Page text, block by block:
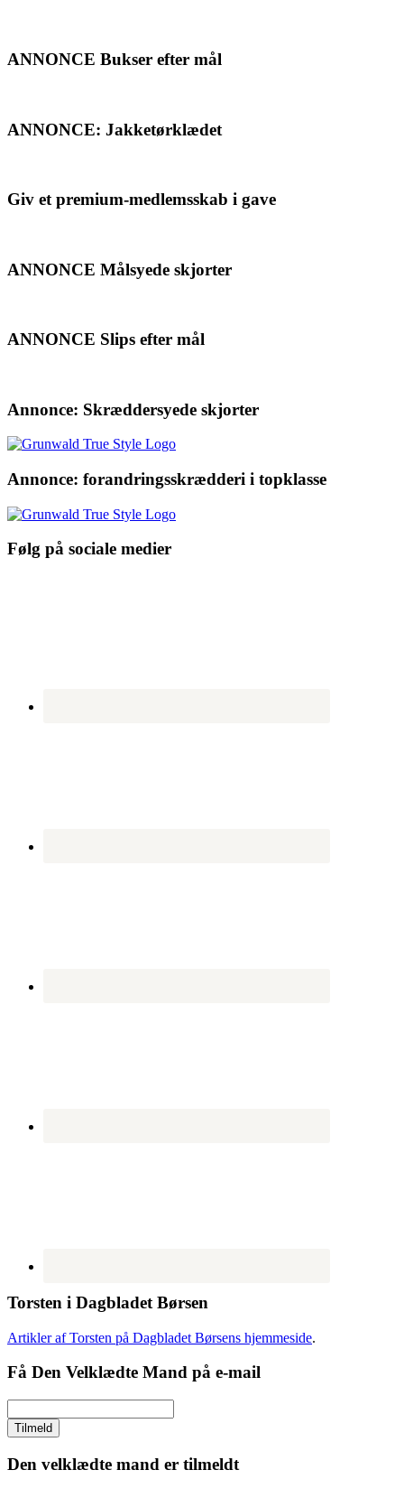
ANNONCE Bukser efter mål
ANNONCE: Jakketørklædet
Giv et premium-medlemsskab i gave
ANNONCE Målsyede skjorter
ANNONCE Slips efter mål
Annonce: Skræddersyede skjorter
Annonce: forandringsskrædderi i topklasse
Følg på sociale medier
Torsten i Dagbladet Børsen
Artikler af Torsten på Dagbladet Børsens hjemmeside.
Få Den Velklædte Mand på e-mail
Den velklædte mand er tilmeldt